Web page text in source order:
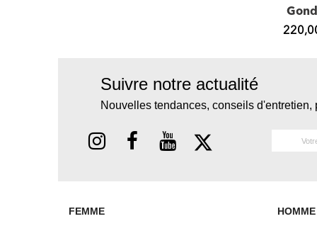
Suivre notre actualité
Nouvelles tendances, conseils
FEMME HOMME